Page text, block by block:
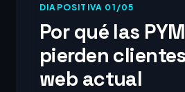
DIAPOSITIVA 01/05
Por qué las
pierden
web actual